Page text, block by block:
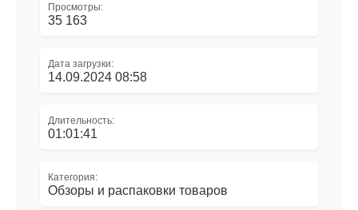
Просмотры:
35 163
Дата загрузки:
14.09.2024 08:58
Длительность:
01:01:41
Категория:
Обзоры и распаковки товаров